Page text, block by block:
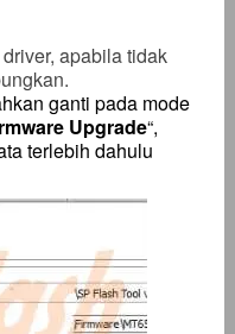
apabila tidak
ganti pada mode
Upgrade“,
terlebih dahulu